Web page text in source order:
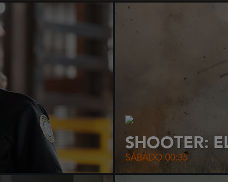
SHOOTER:
SÁBADO 00:35